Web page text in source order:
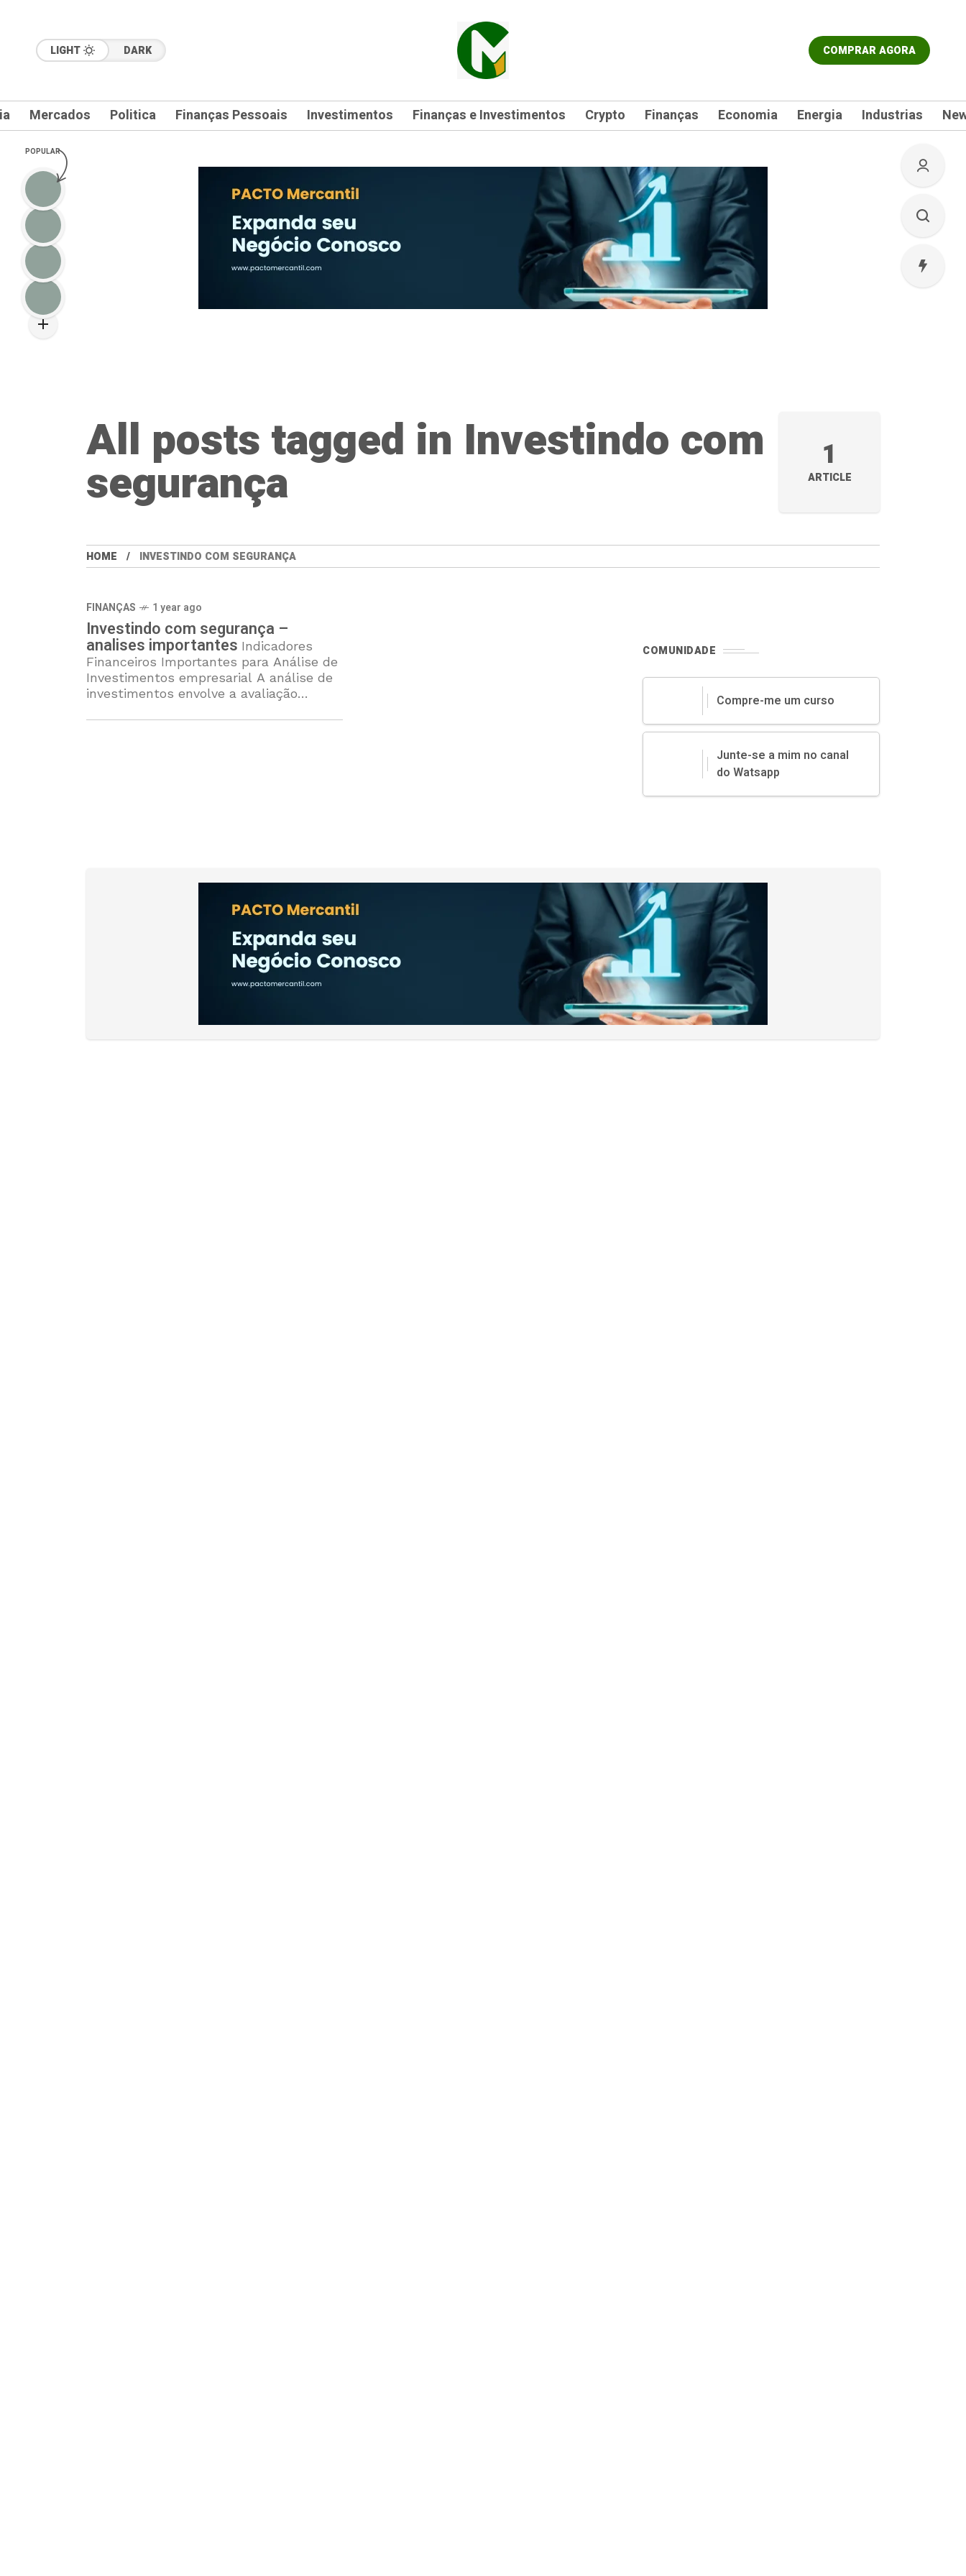
LIGHT DARK COMPRAR AGORA
Mercados Politica Finanças Pessoais Investimentos Finanças e Investimentos Crypto Finanças Economia Energia Industrias
All posts tagged in Investindo com
segurança 1
ARTICLE
HOME INVESTINDO COM SEGURANÇA
FINANÇAS 1 year ago
Investindo com segurança –
analises importantes Indicadores
Financeiros Importantes para Análise de
Investimentos empresarial A análise de
investimentos envolve a avaliação
financeiros que fornecem informações
COMUNIDADE
Compre-me um curso
Junte-se a mim no canal
do Watsapp
POPULAR